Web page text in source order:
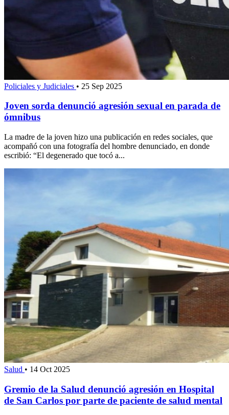
Policiales y Judiciales • 25 Sep 2025
Joven sorda denunció agresión sexual en parada de
ómnibus
La madre de la joven hizo una publicación en redes sociales, que
acompañó con una fotografía del hombre denunciado, en donde
escribió: “El degenerado que tocó a...
Salud • 14 Oct 2025
Gremio de la Salud denunció agresión en Hospital
de San Carlos por parte de paciente de salud mental